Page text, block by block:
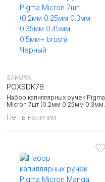
Нет в наличии
Набор капиллярных ручек Pigma
Micron 7шт (0.2мм 0.25мм 0.3мм
Черный
SAKURA
POXSDK7B